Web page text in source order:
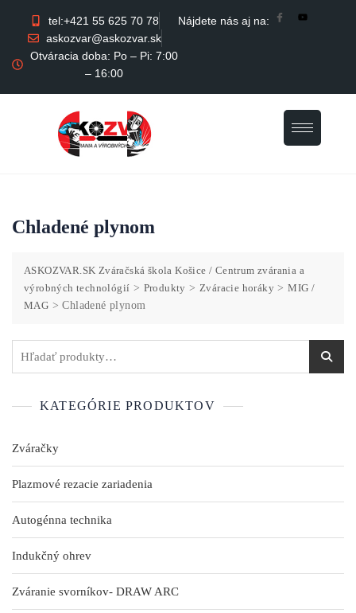
tel:+421 55 625 70 78
askozvar@askozvar.sk
Otváracia doba: Po – Pi: 7:00
– 16:00
Nájdete nás aj na:
Chladené plynom
ASKOZVAR.SK Zváračská škola Košice / Centrum zvárania a
výrobných technológií > Produkty >Zváracie horáky >MIG /
MAG >Chladené plynom
KATEGÓRIE PRODUKTOV
Zváračky
Plazmové rezacie zariadenia
Autogénna technika
Indukčný ohrev
Zváranie svorníkov- DRAW ARC